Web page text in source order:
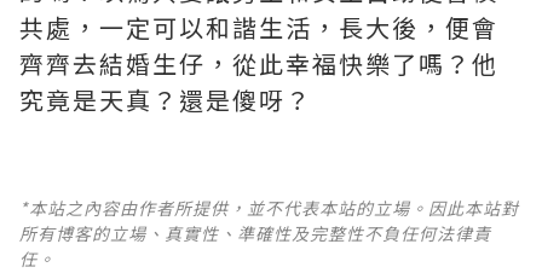
共處，一定可以和諧生活，長大後，便會
齊齊去結婚生仔，從此幸福快樂了嗎？他
究竟是天真？還是傻呀？
*本站之內容由作者所提供，並不代表本站的立場。因此本站對
所有博客的立場、真實性、準確性及完整性不負任何法律責
任。